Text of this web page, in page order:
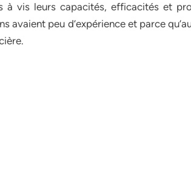
à vis leurs capacités, efficacités et
avaient peu d’expérience et parce